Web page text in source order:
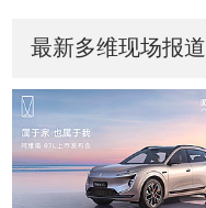
最新多维现场报道